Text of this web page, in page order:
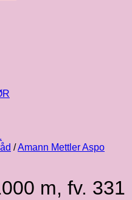
/Amann Mettler Aspo
m, fv. 331